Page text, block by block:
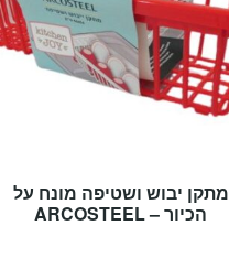
מתקן יבוש ושטיפה מונח על
הכיור – ARCOSTEEL